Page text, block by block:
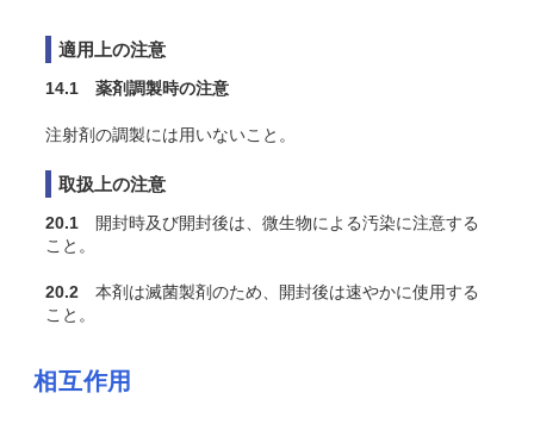
適用上の注意
14.1 薬剤調製時の注意
注射剤の調製には用いないこと。
取扱上の注意
20.1 開封時及び開封後は、微生物による汚染に注意する
こと。
20.2 本剤は滅菌製剤のため、開封後は速やかに使用する
こと。
相互作用